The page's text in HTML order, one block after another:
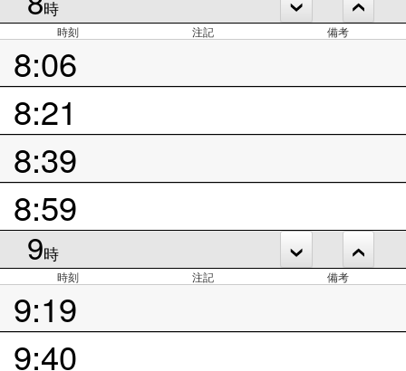
時
時刻 注記 備考
8:06
8:21
8:39
8:59
9時
時刻 注記 備考
9:19
9:40